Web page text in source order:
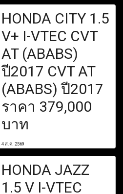
HONDA CITY 1.5
V+ I-VTEC CVT
AT (ABABS)
ปี2017 CVT AT
(ABABS) ปี2017
ราคา 379,000
บาท
4 ส.ค. 2569
HONDA JAZZ
1.5 V I-VTEC